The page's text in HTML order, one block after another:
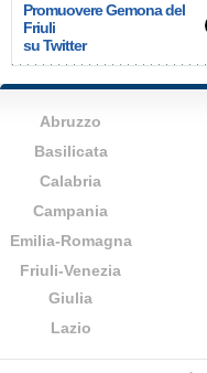
Promuovere Gemona del
Friuli
su Twitter
Abruzzo
Basilicata
Calabria
Campania
Emilia-Romagna
Friuli-Venezia
Giulia
Lazio